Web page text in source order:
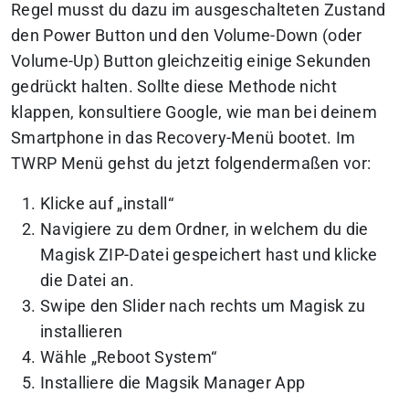
Regel musst du dazu im ausgeschalteten Zustand
den Power Button und den Volume-Down (oder
Volume-Up) Button gleichzeitig einige Sekunden
gedrückt halten. Sollte diese Methode nicht
klappen, konsultiere Google, wie man bei deinem
Smartphone in das Recovery-Menü bootet. Im
TWRP Menü gehst du jetzt folgendermaßen vor:
Klicke auf „install“
Navigiere zu dem Ordner, in welchem du die
Magisk ZIP-Datei gespeichert hast und klicke
die Datei an.
Swipe den Slider nach rechts um Magisk zu
installieren
Wähle „Reboot System“
Installiere die Magsik Manager App